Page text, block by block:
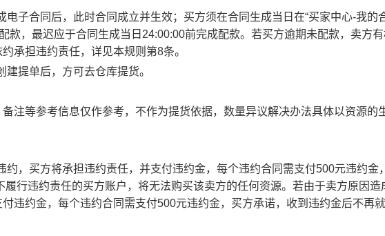
子合同后，此时合同成立并生效；买方须在合同生成当日在“买家中心-我的
款，最迟应于合同生成当日24:00:00前完成配款。若买方逾期未配款，卖方
承担违约责任，详见本规则第8条。
提单后，方可去仓库提货。
注等参考信息仅作参考，不作为提货依据，数量异议解决办法具体以资源的
约，买方将承担违约责任，并支付违约金，每个违约合同需支付500元违约金
履行违约责任的买方账户，将无法购买该卖方的任何资源。若由于卖方原因造
违约金，每个违约合同需支付500元违约金，买方承诺，收到违约金后不再